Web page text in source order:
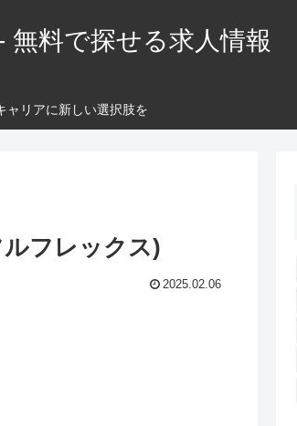
無料で探せる求人情報
ャリアに新しい選択肢を
フレックス)
2025.02.06